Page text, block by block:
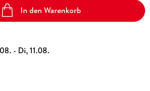
In den Warenkorb
- Di, 11.08.